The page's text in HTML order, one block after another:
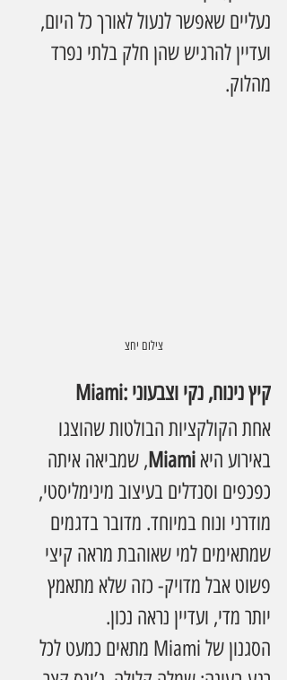
נעליים שאפשר לנעול לאורך כל היום,
ועדיין להרגיש שהן חלק בלתי נפרד
מהלוק.
צילום יחצ
Miami: קיץ נינוח, נקי וצבעוני
אחת הקולקציות הבולטות שהוצגו
באירוע היא Miami, שמביאה איתה
כפכפים וסנדלים בעיצוב מינימליסטי,
מודרני ונוח במיוחד. מדובר בדגמים
שמתאימים למי שאוהבת מראה קיצי
פשוט אבל מדויק- כזה שלא מתאמץ
יותר מדי, ועדיין נראה נכון.
הסגנון של Miami מתאים כמעט לכל